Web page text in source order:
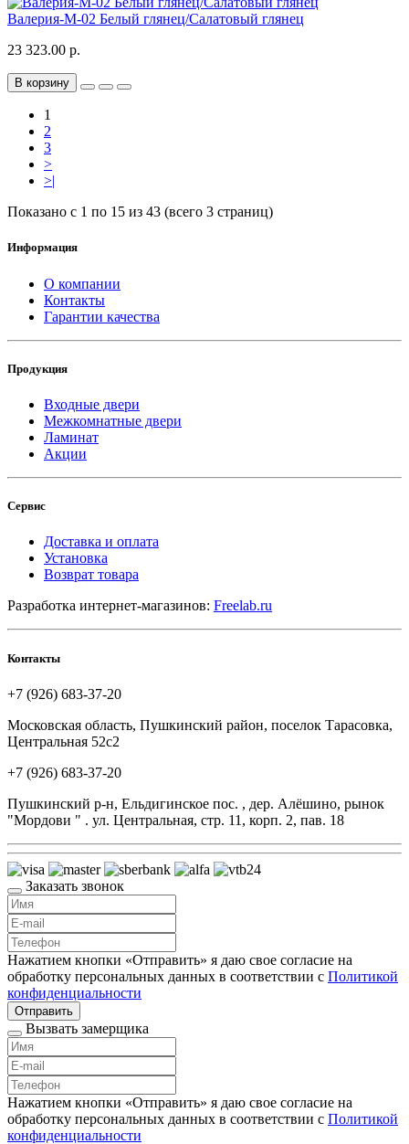
Валерия-М-02 Белый глянец/Салатовый глянец
23 323.00 р.
В корзину
1
2
3
>
>|
Показано с 1 по 15 из 43 (всего 3 страниц)
Информация
О компании
Контакты
Гарантии качества
Продукция
Входные двери
Межкомнатные двери
Ламинат
Акции
Сервис
Доставка и оплата
Установка
Возврат товара
Разработка интернет-магазинов: Freelab.ru
Контакты
+7 (926) 683-37-20
Московская область, Пушкинский район, поселок Тарасовка,
Центральная 52с2
+7 (926) 683-37-20
Пушкинский р-н, Ельдигинское пос. , дер. Алёшино, рынок
"Мордови " . ул. Центральная, стр. 11, корп. 2, пав. 18
Заказать звонок
Нажатием кнопки «Отправить» я даю свое согласие на
обработку персональных данных в соответствии с Политикой
конфиденциальности
Отправить
Вызвать замерщика
Нажатием кнопки «Отправить» я даю свое согласие на
обработку персональных данных в соответствии с Политикой
конфиденциальности